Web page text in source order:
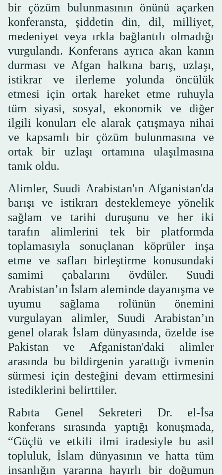
bir çözüm bulunmasının önünü açarken
konferansta, şiddetin din, dil, milliyet,
medeniyet veya ırkla bağlantılı olmadığı
vurgulandı. Konferans ayrıca akan kanın
durması ve Afgan halkına barış, uzlaşı,
istikrar ve ilerleme yolunda öncülük
etmesi için ortak hareket etme ruhuyla
tüm siyasi, sosyal, ekonomik ve diğer
ilgili konuları ele alarak çatışmaya nihai
ve kapsamlı bir çözüm bulunmasına ve
ortak bir uzlaşı ortamına ulaşılmasına
tanık oldu.
Alimler, Suudi Arabistan'ın Afganistan'da
barışı ve istikrarı desteklemeye yönelik
sağlam ve tarihi duruşunu ve her iki
tarafın alimlerini tek bir platformda
toplamasıyla sonuçlanan köprüler inşa
etme ve safları birleştirme konusundaki
samimi çabalarını övdüler. Suudi
Arabistan’ın İslam aleminde dayanışma ve
uyumu sağlama rolünün önemini
vurgulayan alimler, Suudi Arabistan’ın
genel olarak İslam dünyasında, özelde ise
Pakistan ve Afganistan'daki alimler
arasında bu bildirgenin yarattığı ivmenin
sürmesi için desteğini devam ettirmesini
istediklerini belirttiler.
Rabıta Genel Sekreteri Dr. el-İsa
konferans sırasında yaptığı konuşmada,
“Güçlü ve etkili ilmi iradesiyle bu asil
topluluk, İslam dünyasının ve hatta tüm
insanlığın yararına hayırlı bir doğumun